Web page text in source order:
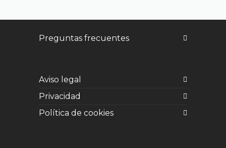
Preguntas frecuentes
Aviso legal
Privacidad
Política de cookies